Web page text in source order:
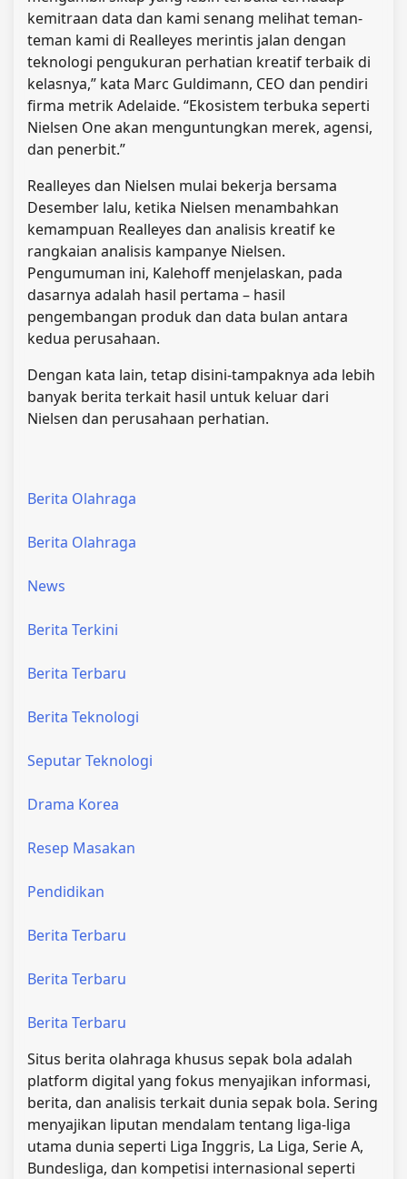
kemitraan data dan kami senang melihat teman-
teman kami di Realleyes merintis jalan dengan
teknologi pengukuran perhatian kreatif terbaik di
kelasnya,” kata Marc Guldimann, CEO dan pendiri
firma metrik Adelaide. “Ekosistem terbuka seperti
Nielsen One akan menguntungkan merek, agensi,
dan penerbit.”
Realleyes dan Nielsen mulai bekerja bersama
Desember lalu, ketika Nielsen menambahkan
kemampuan Realleyes dan analisis kreatif ke
rangkaian analisis kampanye Nielsen.
Pengumuman ini, Kalehoff menjelaskan, pada
dasarnya adalah hasil pertama – hasil
pengembangan produk dan data bulan antara
kedua perusahaan.
Dengan kata lain, tetap disini-tampaknya ada lebih
banyak berita terkait hasil untuk keluar dari
Nielsen dan perusahaan perhatian.
Berita Olahraga
Berita Olahraga
News
Berita Terkini
Berita Terbaru
Berita Teknologi
Seputar Teknologi
Drama Korea
Resep Masakan
Pendidikan
Berita Terbaru
Berita Terbaru
Berita Terbaru
Situs berita olahraga khusus sepak bola adalah
platform digital yang fokus menyajikan informasi,
berita, dan analisis terkait dunia sepak bola. Sering
menyajikan liputan mendalam tentang liga-liga
utama dunia seperti Liga Inggris, La Liga, Serie A,
Bundesliga, dan kompetisi internasional seperti